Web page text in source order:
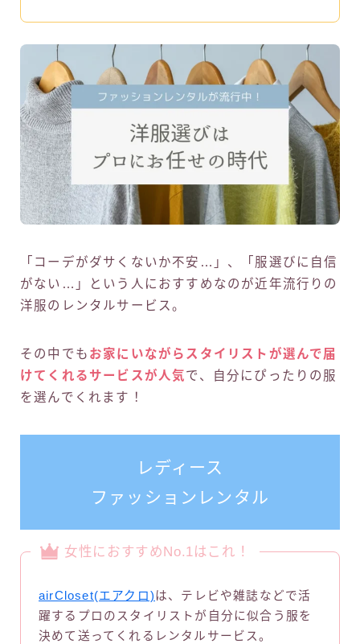
「コーデがダサくないか不安…」、「服選びに自信
がない…」という人におすすめなのが近年流行りの
洋服のレンタルサービス。
その中でも お家にいながらスタイリストが選んで届
けてくれるサービスが人気で、自分にぴったりの服
を選んでくれます！
レディース
ファッションレンタル
女性におすすめNo.1はこれ！
airCloset(エアクロ)は、テレビや雑誌などで活
躍するプロのスタイリストが自分に似合う服を
決めて送ってくれるレンタルサービス。